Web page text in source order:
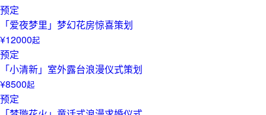
预定
「爱夜梦里」梦幻花房惊喜策划
¥12000起
预定
「小清新」室外露台浪漫仪式策划
¥8500起
预定